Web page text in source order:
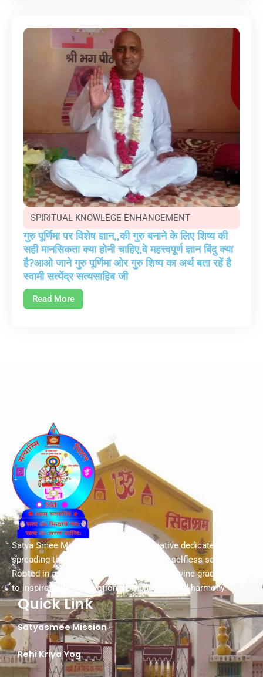
SPIRITUAL KNOWLEGE ENHANCEMENT
गुरु पूर्णिमा पर विशेष ज्ञान,,की गुरु बनाने के लिए शिष्य की
सही मानसिकता क्या होनी चाहिए,वे महत्त्वपूर्ण ज्ञान बिंदु क्या
है?आओ जाने गुरु पूर्णिमा ओर गुरु शिष्य का अर्थ बता रहें है
स्वामी सत्येंद्र सत्यसाहिब जी
Read More
Satya Smee Mission is a spiritual initiative dedicated to
spreading the values of truth, peace, and selfless service.
Rooted in ancient wisdom and guided by divine grace, we aim
to inspire a life of devotion, compassion, and harmony.
Quick Link
Satyasmee Mission
Rehi Kriya Yog